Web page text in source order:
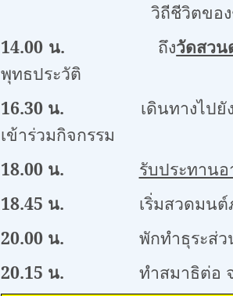
วิถีชีวิตของชาวบ้
14.00 น. ถึงวัดสวน
พุทธประวัติ
16.30 น. เดินทางไปยัง
เข้าร่วมกิจกรรม
18.00 น.
รับประทาน
18.45 น. เริ่มสวดมนต์ภา
20.00 น. พักทำธุระส่วนตั
20.15 น. ทำสมาธิต่อ จนถึง